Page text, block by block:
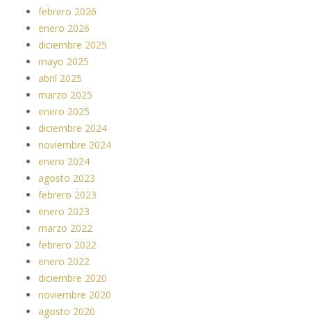
febrero 2026
enero 2026
diciembre 2025
mayo 2025
abril 2025
marzo 2025
enero 2025
diciembre 2024
noviembre 2024
enero 2024
agosto 2023
febrero 2023
enero 2023
marzo 2022
febrero 2022
enero 2022
diciembre 2020
noviembre 2020
agosto 2020